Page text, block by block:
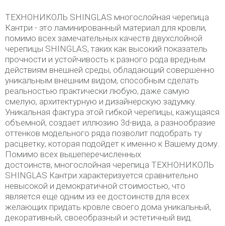
ТЕХНОНИКОЛЬ SHINGLAS многослойная черепица
Кантри - это ламинированный материал для кровли,
помимо всех замечательных качеств двухслойной
черепицы SHINGLAS, таких как высокий показатель
прочности и устойчивость к разного рода вредным
действиям внешней среды, обладающий совершенно
уникальным внешним видом, способным сделать
реальностью практически любую, даже самую
смелую, архитектурную и дизайнерскую задумку.
Уникальная фактура этой гибкой черепицы, кажущаяся
объемной, создает иллюзию 3d-вида, а разнообразие
оттенков модельного ряда позволит подобрать ту
расцветку, которая подойдет к именно к Вашему дому.
Помимо всех вышеперечисленных
достоинств, многослойная черепица ТЕХНОНИКОЛЬ
SHINGLAS Кантри характеризуется сравнительно
невысокой и демократичной стоимостью, что
является еще одним из ее достоинств для всех
желающих придать кровле своего дома уникальный,
декоративный, своеобразный и эстетичный вид.